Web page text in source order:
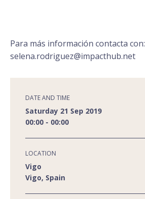
Para más información contacta con:
selena.rodriguez@impacthub.net
DATE AND TIME
Saturday 21 Sep 2019
00:00 - 00:00
LOCATION
Vigo
Vigo, Spain